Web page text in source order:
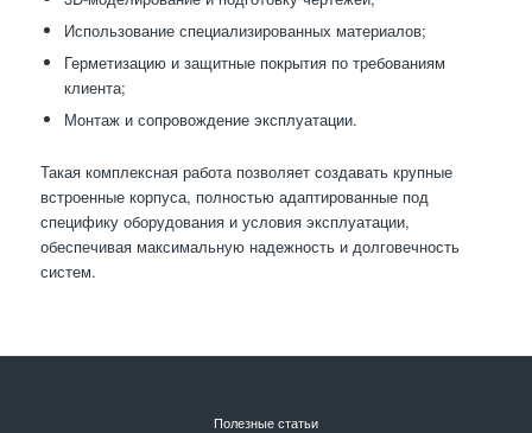
Использование специализированных материалов;
Герметизацию и защитные покрытия по требованиям
клиента;
Монтаж и сопровождение эксплуатации.
Такая комплексная работа позволяет создавать крупные
встроенные корпуса, полностью адаптированные под
специфику оборудования и условия эксплуатации,
обеспечивая максимальную надежность и долговечность
систем.
Полезные статьи